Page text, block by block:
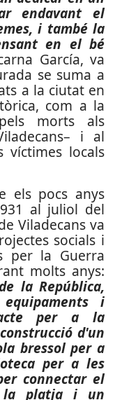
endavant el
i també la
en el bé
García, va
se suma a
a la ciutat en
com a la
morts als
i al
víctimes locals
els pocs anys
al juliol del
Viladecans va
socials i
per la Guerra
molts anys:
la República,
i
per a la
d'un
bressol per a
per a les
connectar el
la platja i un